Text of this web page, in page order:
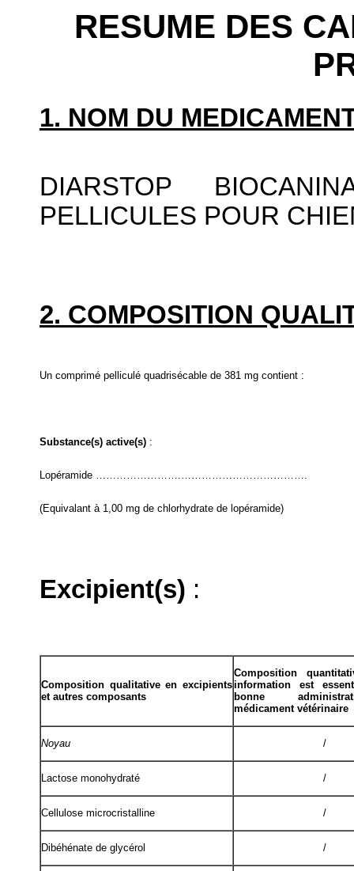
RESUME DES
1. NOM DU
DIARSTOP
PELLICULES POUR
2. COMPOSITION
Un comprimé pelliculé quadrisécable de 381 mg contient :
Substance(s) active(s) :
Lopéramide …………………….……………………………….
(Equivalant à 1,00 mg de chlorhydrate de lopéramide)
Excipient(s) :
Composition qualitative en excipients
et autres composants
Composition
information est
bonne
médicament vétérinaire
Noyau /
Lactose monohydraté /
Cellulose microcristalline /
Dibéhénate de glycérol /